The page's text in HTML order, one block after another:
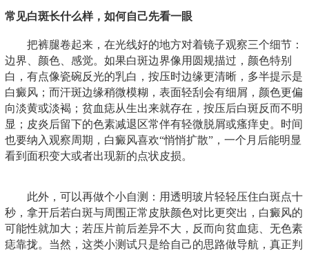
常见白斑长什么样，如何自己先看一眼
把裤腿卷起来，在光线好的地方对着镜子观察三个细节：
边界、颜色、感觉。如果白斑边界像用圆规描过，颜色特别
白，有点像瓷碗反光的乳白，按压时边缘更清晰，多半提示是
白癜风；而汗斑边缘稍微模糊，表面轻刮会有细屑，颜色更偏
向淡黄或淡褐；贫血痣从生出来就存在，按压后白斑反而不明
显；皮炎后留下的色素减退区常伴有轻微脱屑或瘙痒史。时间
也要纳入观察周期，白癜风喜欢“悄悄扩散”，一个月后能明显
看到面积变大或者出现新的点状皮损。
此外，可以再做个小自测：用透明玻片轻轻压住白斑点十
秒，拿开后若白斑与周围正常皮肤颜色对比更突出，白癜风的
可能性就加大；若压片前后差异不大，反而向贫血痣、无色素
痣靠拢。当然，这类小测试只是给自己的思路做导航，真正判